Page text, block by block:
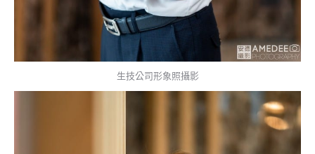
生技公司形象照攝影